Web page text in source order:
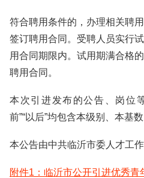
符合聘用条件的，办理相关聘
签订聘用合同。受聘人员实行
用合同期限内。试用期满合格
聘用合同。
本次引进发布的公告、岗位
前”“以后”均包含本级别、本基数
本公告由中共临沂市委人才工
附件1：临沂市公开引进优秀青